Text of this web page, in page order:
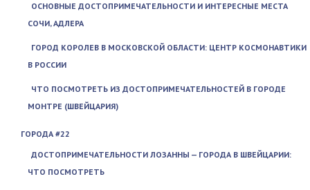
ОСНОВНЫЕ ДОСТОПРИМЕЧАТЕЛЬНОСТИ И ИНТЕРЕСНЫЕ МЕСТА
СОЧИ, АДЛЕРА
ГОРОД КОРОЛЕВ В МОСКОВСКОЙ ОБЛАСТИ: ЦЕНТР КОСМОНАВТИКИ
В РОССИИ
ЧТО ПОСМОТРЕТЬ ИЗ ДОСТОПРИМЕЧАТЕЛЬНОСТЕЙ В ГОРОДЕ
МОНТРЕ (ШВЕЙЦАРИЯ)
ГОРОДА #22
ДОСТОПРИМЕЧАТЕЛЬНОСТИ ЛОЗАННЫ — ГОРОДА В ШВЕЙЦАРИИ:
ЧТО ПОСМОТРЕТЬ